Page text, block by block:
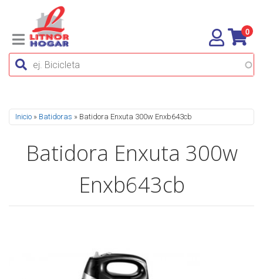
0
Se encuentra usted aquí
Inicio » Batidoras » Batidora Enxuta 300w Enxb643cb
Batidora Enxuta 300w
Enxb643cb